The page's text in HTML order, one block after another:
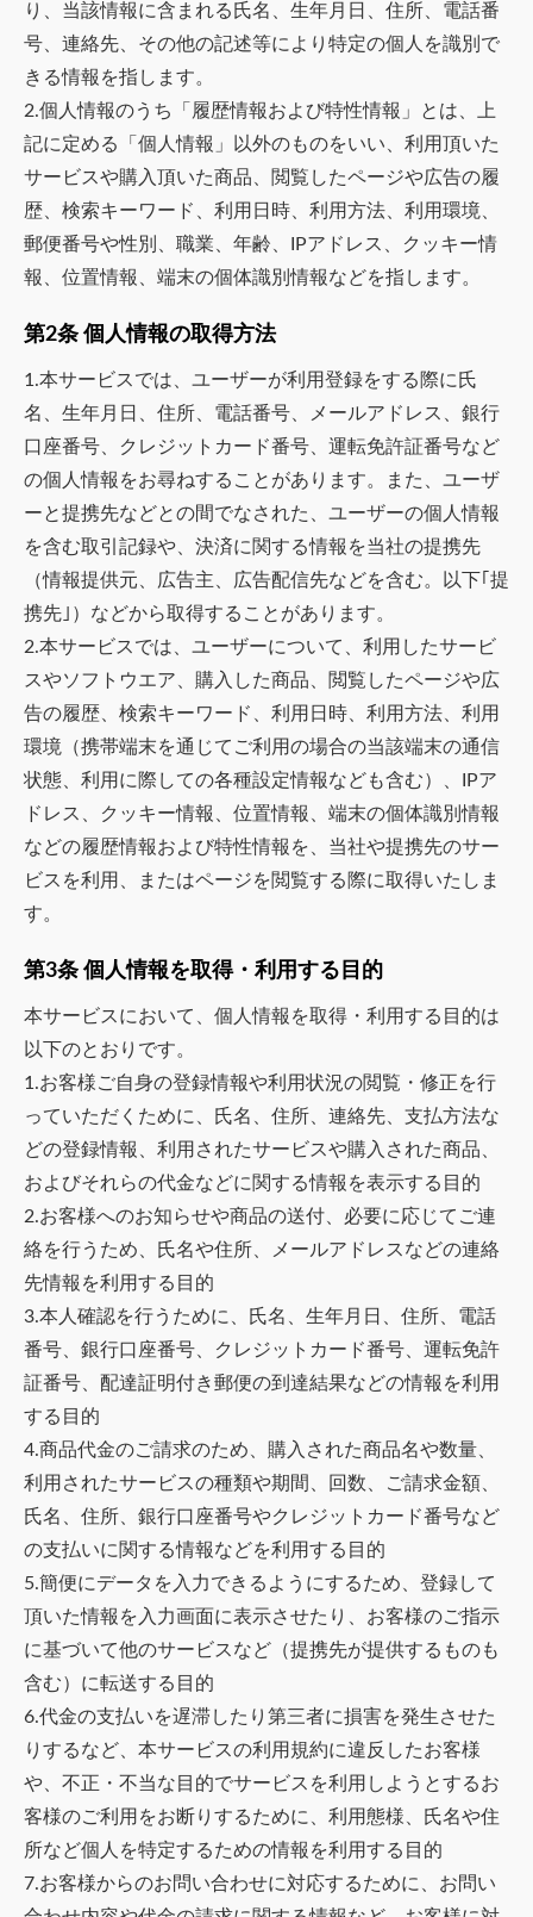
り、当該情報に含まれる氏名、生年月日、住所、電話番
号、連絡先、その他の記述等により特定の個人を識別で
きる情報を指します。
2.個人情報のうち「履歴情報および特性情報」とは、上
記に定める「個人情報」以外のものをいい、利用頂いた
サービスや購入頂いた商品、閲覧したページや広告の履
歴、検索キーワード、利用日時、利用方法、利用環境、
郵便番号や性別、職業、年齢、IPアドレス、クッキー情
報、位置情報、端末の個体識別情報などを指します。
第2条 個人情報の取得方法
1.本サービスでは、ユーザーが利用登録をする際に氏
名、生年月日、住所、電話番号、メールアドレス、銀行
口座番号、クレジットカード番号、運転免許証番号など
の個人情報をお尋ねすることがあります。また、ユーザ
ーと提携先などとの間でなされた、ユーザーの個人情報
を含む取引記録や、決済に関する情報を当社の提携先
（情報提供元、広告主、広告配信先などを含む。以下｢提
携先｣）などから取得することがあります。
2.本サービスでは、ユーザーについて、利用したサービ
スやソフトウエア、購入した商品、閲覧したページや広
告の履歴、検索キーワード、利用日時、利用方法、利用
環境（携帯端末を通じてご利用の場合の当該端末の通信
状態、利用に際しての各種設定情報なども含む）、IPア
ドレス、クッキー情報、位置情報、端末の個体識別情報
などの履歴情報および特性情報を、当社や提携先のサー
ビスを利用、またはページを閲覧する際に取得いたしま
す。
第3条 個人情報を取得・利用する目的
本サービスにおいて、個人情報を取得・利用する目的は
以下のとおりです。
1.お客様ご自身の登録情報や利用状況の閲覧・修正を行
っていただくために、氏名、住所、連絡先、支払方法な
どの登録情報、利用されたサービスや購入された商品、
およびそれらの代金などに関する情報を表示する目的
2.お客様へのお知らせや商品の送付、必要に応じてご連
絡を行うため、氏名や住所、メールアドレスなどの連絡
先情報を利用する目的
3.本人確認を行うために、氏名、生年月日、住所、電話
番号、銀行口座番号、クレジットカード番号、運転免許
証番号、配達証明付き郵便の到達結果などの情報を利用
する目的
4.商品代金のご請求のため、購入された商品名や数量、
利用されたサービスの種類や期間、回数、ご請求金額、
氏名、住所、銀行口座番号やクレジットカード番号など
の支払いに関する情報などを利用する目的
5.簡便にデータを入力できるようにするため、登録して
頂いた情報を入力画面に表示させたり、お客様のご指示
に基づいて他のサービスなど（提携先が提供するものも
含む）に転送する目的
6.代金の支払いを遅滞したり第三者に損害を発生させた
りするなど、本サービスの利用規約に違反したお客様
や、不正・不当な目的でサービスを利用しようとするお
客様のご利用をお断りするために、利用態様、氏名や住
所など個人を特定するための情報を利用する目的
7.お客様からのお問い合わせに対応するために、お問い